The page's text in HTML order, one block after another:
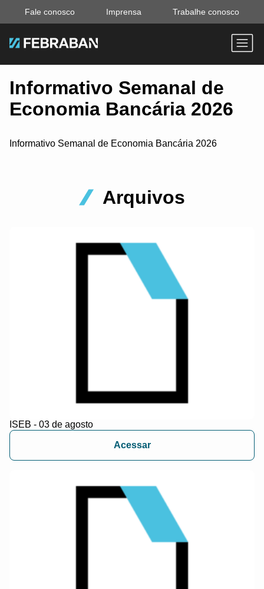
Fale conosco Imprensa Trabalhe conosco
Informativo Semanal de
Economia Bancária 2026
Informativo Semanal de Economia Bancária 2026
Arquivos
ISEB - 03 de agosto
Acessar